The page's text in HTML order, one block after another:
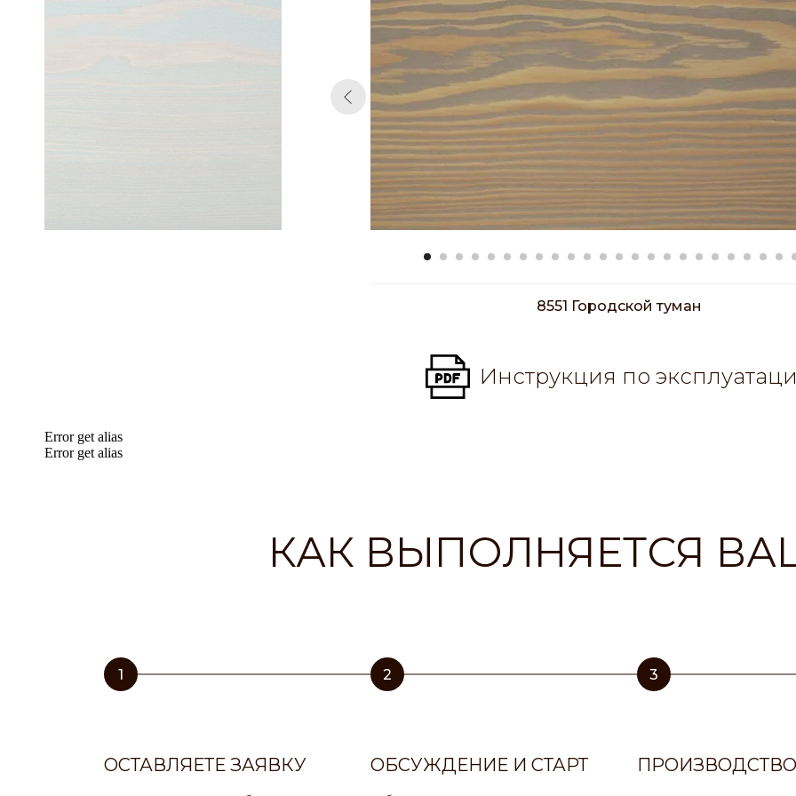
8551 Городской туман
Инструкция по
Error get alias
Error get alias
КАК ВЫПОЛНЯЕТСЯ
1
ОСТАВЛЯЕТЕ ЗАЯВКУ
2
ОБСУЖДЕНИЕ И СТАРТ
3
ПРОИЗВОДСТВО